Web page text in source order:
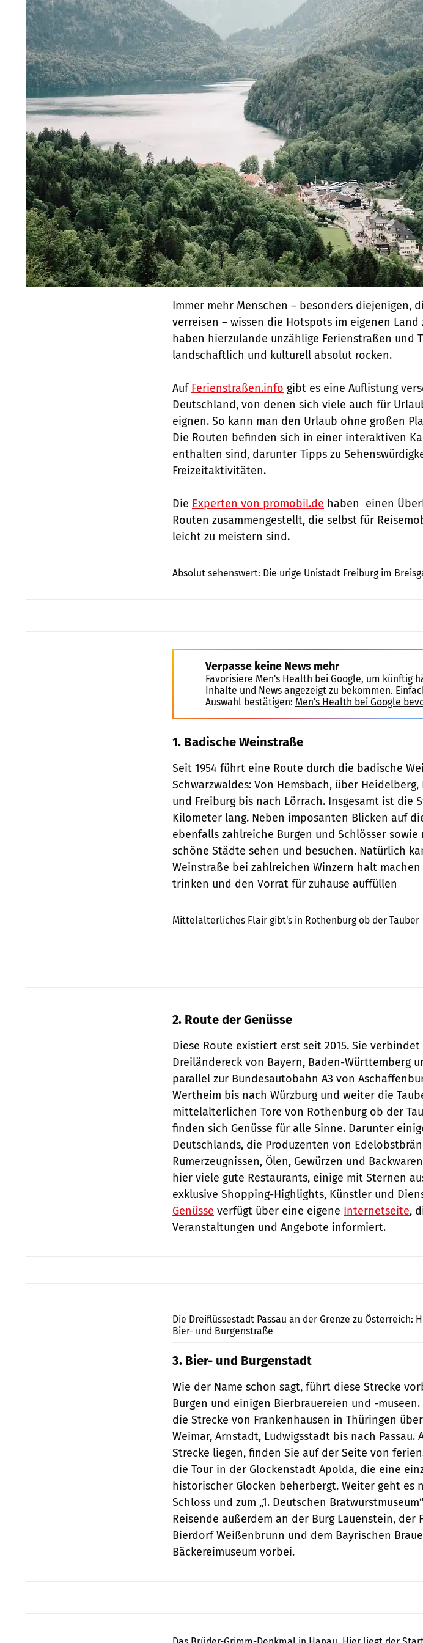
Immer mehr Menschen – besonders diejenigen,
verreisen – wissen die Hotspots im eigenen Land
haben hierzulande unzählige Ferienstraßen und
landschaftlich und kulturell absolut rocken.
Auf Ferienstraßen.info gibt es eine Auflistung
Deutschland, von denen sich viele auch für
eignen. So kann man den Urlaub ohne großen
Die Routen befinden sich in einer interaktiven
enthalten sind, darunter Tipps zu
Freizeitaktivitäten.
Die Experten von promobil.de haben einen
Routen zusammengestellt, die selbst für
leicht zu meistern sind.
Absolut sehenswert: Die urige Unistadt Freiburg im
Verpasse keine News mehr
Favorisiere Men's Health bei Google, um künftig
Inhalte und News angezeigt zu bekommen.
Auswahl bestätigen: Men's Health bei Google
1. Badische Weinstraße
Seit 1954 führt eine Route durch die badische
Schwarzwaldes: Von Hemsbach, über
und Freiburg bis nach Lörrach. Insgesamt ist die
Kilometer lang. Neben imposanten Blicken auf
ebenfalls zahlreiche Burgen und Schlösser
schöne Städte sehen und besuchen. Natürlich
Weinstraße bei zahlreichen Winzern halt machen
trinken und den Vorrat für zuhause auffüllen
Mittelalterliches Flair gibt's in Rothenburg ob der Tauber
2. Route der Genüsse
Diese Route existiert erst seit 2015. Sie verbindet
Dreiländereck von Bayern, Baden-Württemberg
parallel zur Bundesautobahn A3 von
Wertheim bis nach Würzburg und weiter die
mittelalterlichen Tore von Rothenburg ob der
finden sich Genüsse für alle Sinne. Darunter
Deutschlands, die Produzenten von
Rumerzeugnissen, Ölen, Gewürzen und
hier viele gute Restaurants, einige mit Sternen
exklusive Shopping-Highlights, Künstler und
Genüsse verfügt über eine eigene Internetseite,
Veranstaltungen und Angebote informiert.
Die Dreiflüssestadt Passau an der Grenze zu Österreich:
Bier- und Burgenstraße
3. Bier- und Burgenstadt
Wie der Name schon sagt, führt diese Strecke
Burgen und einigen Bierbrauereien und -
die Strecke von Frankenhausen in Thüringen
Weimar, Arnstadt, Ludwigsstadt bis nach Passau.
Strecke liegen, finden Sie auf der Seite von
die Tour in der Glockenstadt Apolda, die eine
historischer Glocken beherbergt. Weiter geht es
Schloss und zum „1. Deutschen
Reisende außerdem an der Burg Lauenstein, der
Bierdorf Weißenbrunn und dem Bayrischen
Bäckereimuseum vorbei.